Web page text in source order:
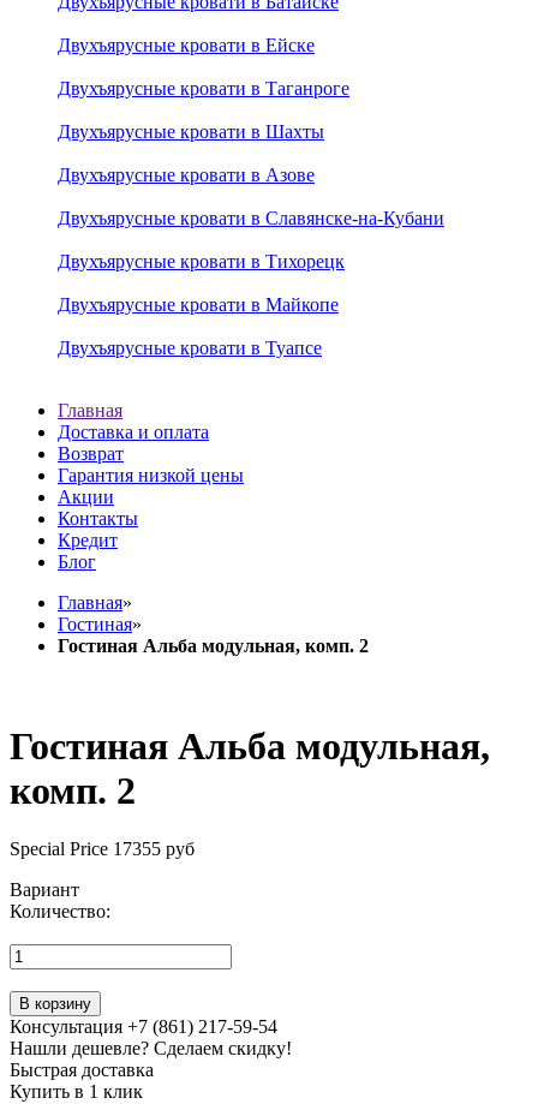
Двухъярусные кровати в Ейске
Двухъярусные кровати в Таганроге
Двухъярусные кровати в Шахты
Двухъярусные кровати в Азове
Двухъярусные кровати в Славянске-на-Кубани
Двухъярусные кровати в Тихорецк
Двухъярусные кровати в Майкопе
Двухъярусные кровати в Туапсе
Главная
Доставка и оплата
Возврат
Гарантия низкой цены
Акции
Контакты
Кредит
Блог
Главная»
Гостиная»
Гостиная Альба модульная, комп. 2
Гостиная Альба модульная,
комп. 2
Special Price 17355 руб
Вариант
Количество:
В корзину
Консультация +7 (861) 217-59-54
Нашли дешевле? Сделаем скидку!
Быстрая доставка
Купить в 1 клик